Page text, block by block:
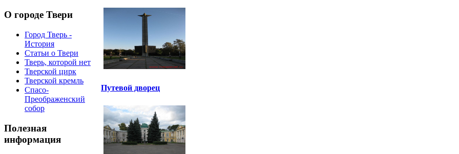
О городе Твери
Город Тверь -
История
Статьи о Твери
Тверь, которой нет
Тверской цирк
Тверской кремль
Спасо-
Преображенский
собор
Полезная
информация
Путевой дворец